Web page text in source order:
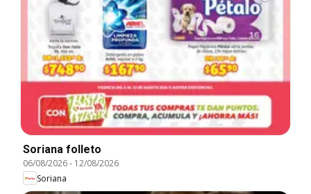
Soriana folleto
06/08/2026- 12/08/2026
Soriana